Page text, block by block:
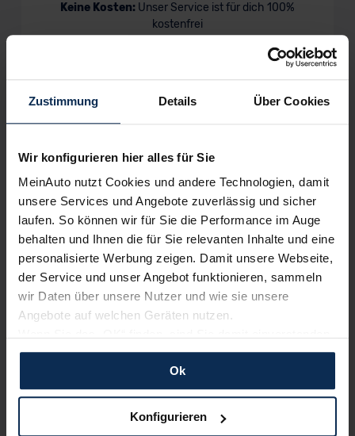
Zustimmung Details Über Cookies
Wir konfigurieren hier alles für Sie
MeinAuto nutzt Cookies und andere Technologien, damit
unsere Services und Angebote zuverlässig und sicher
laufen. So können wir für Sie die Performance im Auge
behalten und Ihnen die für Sie relevanten Inhalte und eine
personalisierte Werbung zeigen. Damit unsere Webseite,
der Service und unser Angebot funktionieren, sammeln
wir Daten über unsere Nutzer und wie sie unsere
Angebote auf welchen Geräten nutzen.
und erlauben uns Cookies für unseren Service zu
verwenden und diese Daten an Dritte weiterzugeben,
etwa an unsere Marketingpartner. Falls Sie dem nicht
zustimmen möchten, beschränken wir uns auf die
Ok
Konfigurieren
Keine Kosten: Unser Service ist für dich 100%
kostenfrei
Wir sind stolz auf eine hohe
MeinAuto.de hat langjährige Erfahrungen auf dem
Neuwagenmarkt in Deutschland. Unsere Kunden haben
dadurch ihr Wunschauto zum Top-Rabatt erhalten und
bewerten unsere Arbeit positiv.
Sehen Sie sich unsere Bewertungen an:
Erfahren Sie mehr über das Urteil unserer Kunden